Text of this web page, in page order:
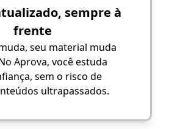
sempre à
frente
seu material muda
Aprova, você estuda
sem o risco de
ultrapassados.